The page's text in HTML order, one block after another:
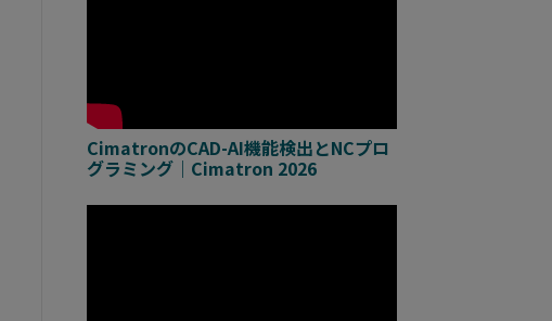
CimatronのCAD-AI機能検出とNCプロ
グラミング｜Cimatron 2026